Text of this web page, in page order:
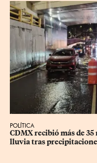
POLÍTICA
CDMX recibió más de
lluvia tras